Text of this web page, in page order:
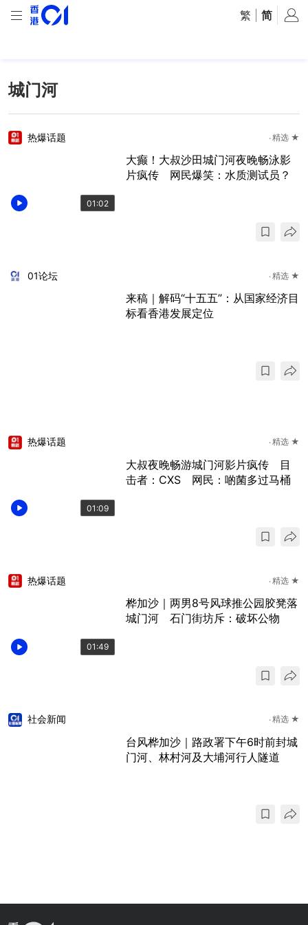
繁 简
城门河
01:02
热爆话题 精选 ★
大癫！大叔沙田城门河夜晚畅泳影
片疯传 网民爆笑：水质测试员？
01论坛 精选 ★
来稿｜解码“十五五”：从国家经济目
标看香港发展定位
01:09
热爆话题 精选 ★
大叔夜晚畅游城门河影片疯传 目
击者：CXS 网民：啲菌多过马桶
01:49
热爆话题 精选 ★
桦加沙｜两男8号风球推公园胶凳落
城门河 石门街坊斥：破坏公物
社会新闻 精选 ★
台风桦加沙｜路政署下午6时前封城
门河、林村河及大埔河行人隧道